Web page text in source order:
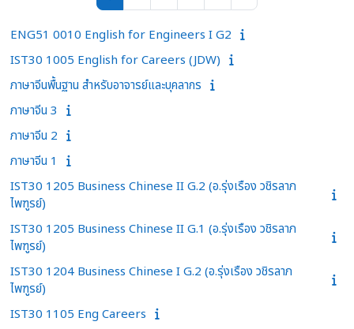
ENG51 0010 English for Engineers I G2
IST30 1005 English for Careers (JDW)
ภาษาจีนพื้นฐาน สำหรับอาจารย์และบุคลากร
ภาษาจีน 3
ภาษาจีน 2
ภาษาจีน 1
IST30 1205 Business Chinese II G.2 (อ.รุ่งเรือง วชิรลาภ
ไพฑูรย์)
IST30 1205 Business Chinese II G.1 (อ.รุ่งเรือง วชิรลาภ
ไพฑูรย์)
IST30 1204 Business Chinese I G.2 (อ.รุ่งเรือง วชิรลาภ
ไพฑูรย์)
IST30 1105 Eng Careers